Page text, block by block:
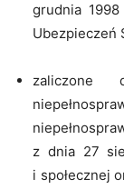
grudnia
Ubezpieczeń
z dnia 27
i społecznej